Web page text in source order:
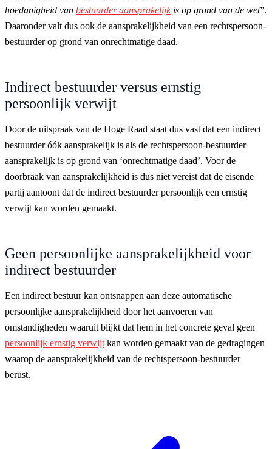
hoedanigheid van bestuurder aansprakelijkis op grond van de wet”.
Daaronder valt dus ook de aansprakelijkheid van een rechtspersoon-
bestuurder op grond van onrechtmatige daad.
Indirect bestuurder versus ernstig
persoonlijk verwijt
Door de uitspraak van de Hoge Raad staat dus vast dat een indirect
bestuurder óók aansprakelijk is als de rechtspersoon-bestuurder
aansprakelijk is op grond van ‘onrechtmatige daad’. Voor de
doorbraak van aansprakelijkheid is dus niet vereist dat de eisende
partij aantoont dat de indirect bestuurder persoonlijk een ernstig
verwijt kan worden gemaakt.
Geen persoonlijke aansprakelijkheid voor
indirect bestuurder
Een indirect bestuur kan ontsnappen aan deze automatische
persoonlijke aansprakelijkheid door het aanvoeren van
omstandigheden waaruit blijkt dat hem in het concrete geval geen
persoonlijk ernstig verwijt kan worden gemaakt van de gedragingen
waarop de aansprakelijkheid van de rechtspersoon-bestuurder
berust.